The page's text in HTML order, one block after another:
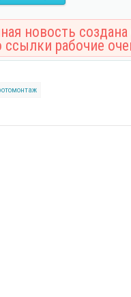
новость
ссылки рабочие